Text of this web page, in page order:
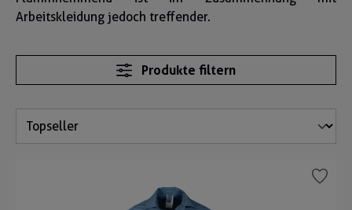
Arbeitskleidung jedoch treffender.
Produkte filtern